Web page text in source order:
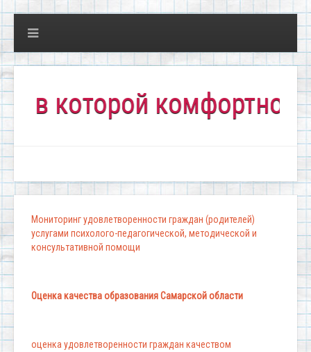
комфортно всем!"
Мониторинг удовлетворенности граждан (родителей)
услугами психолого-педагогической, методической и
консультативной помощи
Оценка качества образования Самарской области
оценка удовлетворенности граждан качеством